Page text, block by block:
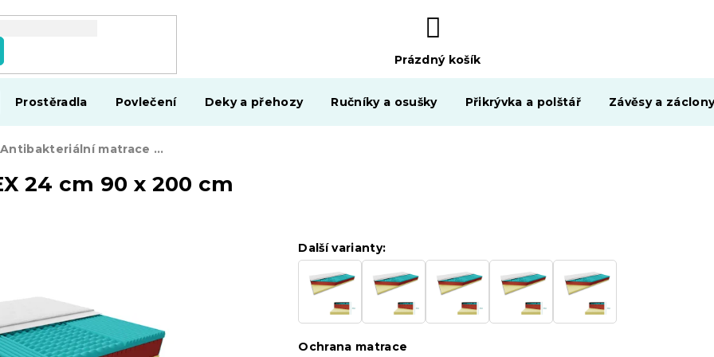
NÁKUPNÍ
KOŠÍK
Prázdný košík
Prostěradla Povlečení Deky a přehozy Ručníky a osušky Přikrývka a polštář Závěsy a
Antibakteriální matrace LATEX 24 cm 90 x 200 cm
24 cm 90 x 200 cm
Další varianty:
Ochrana matrace